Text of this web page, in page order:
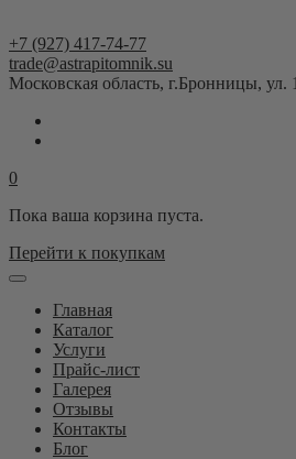
+7 (927) 417-74-77
trade@astrapitomnik.su
Московская область, г.Бронницы, ул.
0
Пока ваша корзина пуста.
Перейти к покупкам
Главная
Каталог
Услуги
Прайс-лист
Галерея
Отзывы
Контакты
Блог